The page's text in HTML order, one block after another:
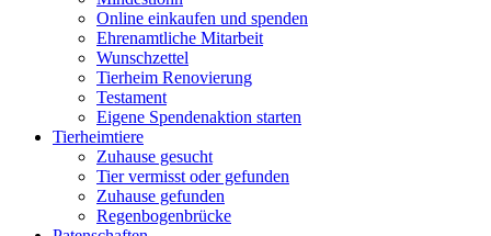
Online einkaufen und spenden
Ehrenamtliche Mitarbeit
Wunschzettel
Tierheim Renovierung
Testament
Eigene Spendenaktion starten
Tierheimtiere
Zuhause gesucht
Tier vermisst oder gefunden
Zuhause gefunden
Regenbogenbrücke